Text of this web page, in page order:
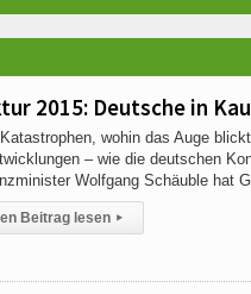
2015: Deutsche in
wohin das Auge
– wie die deutschen
Wolfgang Schäuble hat
Beitrag lesen ▸